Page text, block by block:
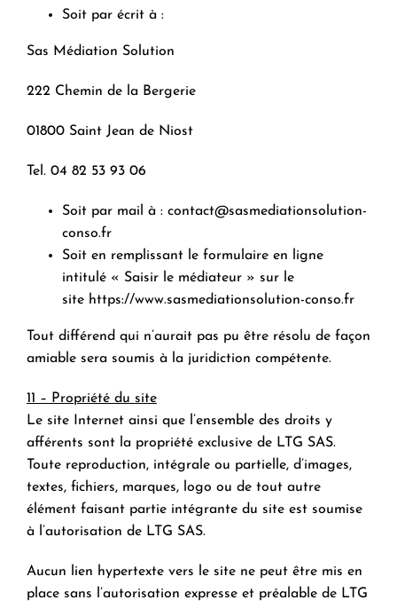
Soit par écrit à :
Sas Médiation Solution
222 Chemin de la Bergerie
01800 Saint Jean de Niost
Tel. 04 82 53 93 06
Soit par mail à : contact@sasmediationsolution-
conso.fr
Soit en remplissant le formulaire en ligne
intitulé « Saisir le médiateur » sur le
site https://www.sasmediationsolution-conso.fr
Tout différend qui n’aurait pas pu être résolu de façon
amiable sera soumis à la juridiction compétente.
11 – Propriété du site
Le site Internet ainsi que l’ensemble des droits y
afférents sont la propriété exclusive de LTG SAS.
Toute reproduction, intégrale ou partielle, d’images,
textes, fichiers, marques, logo ou de tout autre
élément faisant partie intégrante du site est soumise
à l’autorisation de LTG SAS.
Aucun lien hypertexte vers le site ne peut être mis en
place sans l’autorisation expresse et préalable de LTG